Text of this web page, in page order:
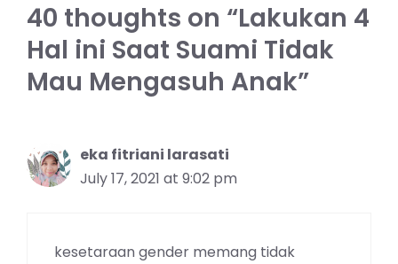
40 thoughts on “Lakukan 4
Hal ini Saat Suami Tidak
Mau Mengasuh Anak”
eka fitriani larasati
July 17, 2021 at 9:02 pm
kesetaraan gender memang tidak